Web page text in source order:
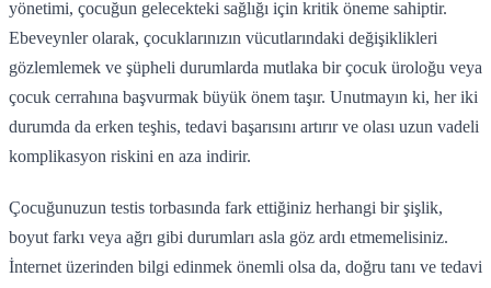
yönetimi, çocuğun gelecekteki sağlığı için kritik öneme sahiptir.
Ebeveynler olarak, çocuklarınızın vücutlarındaki değişiklikleri
gözlemlemek ve şüpheli durumlarda mutlaka bir çocuk üroloğu veya
çocuk cerrahına başvurmak büyük önem taşır. Unutmayın ki, her iki
durumda da erken teşhis, tedavi başarısını artırır ve olası uzun vadeli
komplikasyon riskini en aza indirir.
Çocuğunuzun testis torbasında fark ettiğiniz herhangi bir şişlik,
boyut farkı veya ağrı gibi durumları asla göz ardı etmemelisiniz.
İnternet üzerinden bilgi edinmek önemli olsa da, doğru tanı ve tedavi